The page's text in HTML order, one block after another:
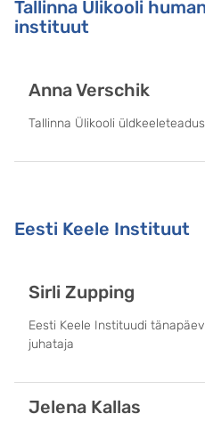
Tallinna Ülikooli
instituut
Anna Verschik
Tallinna Ülikooli
Eesti Keele Instituut
Sirli Zupping
Eesti Keele Instituudi
juhataja
Jelena Kallas